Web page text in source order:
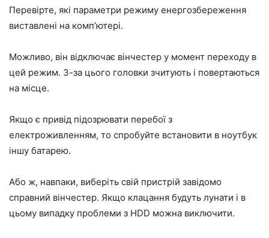
Перевірте, які параметри режиму енергозбереження
виставлені на комп’ютері.
Можливо, він відключає вінчестер у момент переходу в
цей режим. З-за цього головки зчитують і повертаються
на місце.
Якщо є привід підозрювати перебої з
електроживленням, то спробуйте встановити в ноутбук
іншу батарею.
Або ж, навпаки, виберіть свій пристрій завідомо
справний вінчестер. Якщо клацання будуть лунати і в
цьому випадку проблеми з HDD можна виключити.